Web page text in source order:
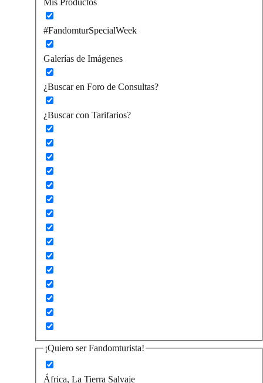
#FandomturSpecialWeek
Galerías de Imágenes
¿Buscar en Foro de Consultas?
¿Buscar con Tarifarios?
¡Quiero ser Fandomturista!
África, La Tierra Salvaje